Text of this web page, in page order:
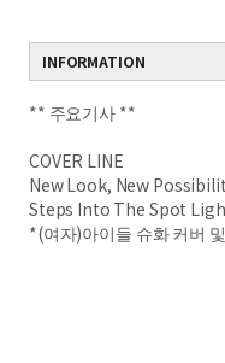
INFORMATION
** 주요기사 **
COVER LINE
New Look, New
Steps Into The Spot
*(여자)아이들 슈화 커버